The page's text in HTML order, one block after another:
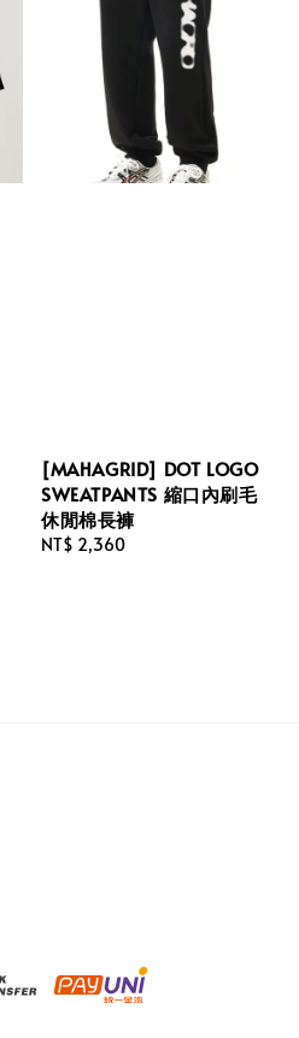
[MAHAGRID] DOT LOGO
SWEATPANTS 縮口內刷毛
休閒棉長褲
Regular
NT$ 2,360